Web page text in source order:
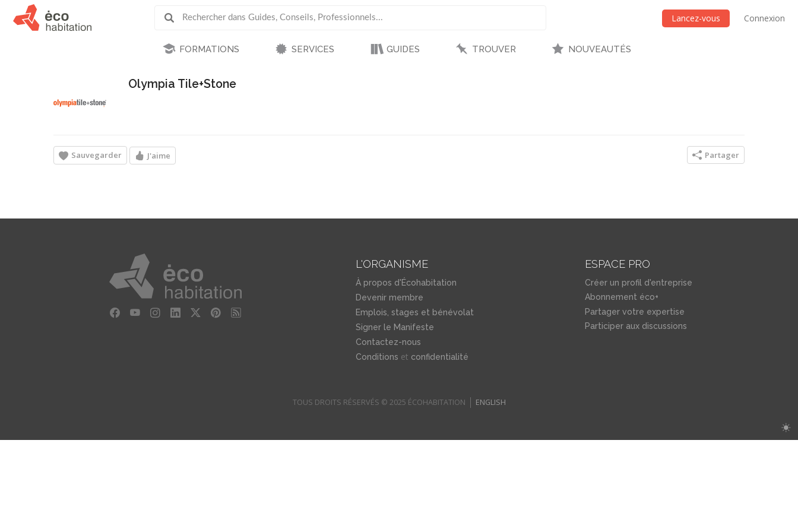
Lancez-vous Connexion
FORMATIONS SERVICES GUIDES TROUVER NOUVEAUTÉS
Olympia Tile+Stone
Sauvegarder J'aime Partager
L'ORGANISME
À propos d'Écohabitation
Devenir membre
Emplois, stages et bénévolat
Signer le Manifeste
Contactez-nous
Conditions et confidentialité
ESPACE PRO
Créer un profil d'entreprise
Abonnement éco+
Partager votre expertise
Participer aux discussions
TOUS DROITS RÉSERVÉS © 2025 ÉCOHABITATION ENGLISH